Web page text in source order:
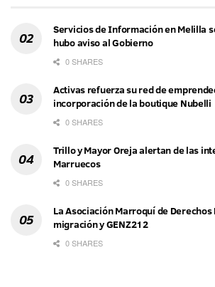
Servicios de Información en Melilla
hubo aviso al Gobierno
0 SHARES
Activas refuerza su red de
incorporación de la boutique Nubelli
0 SHARES
Trillo y Mayor Oreja alertan de las
Marruecos
0 SHARES
La Asociación Marroquí de
migración y GENZ212
0 SHARES